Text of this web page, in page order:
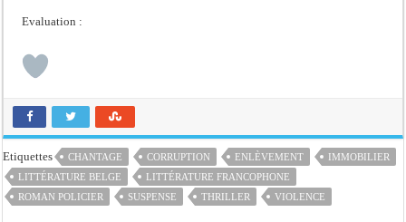
Evaluation :
Etiquettes CHANTAGE CORRUPTION ENLÈVEMENT
IMMOBILIER
LITTÉRATURE BELGE
LITTÉRATURE FRANCOPHONE
ROMAN POLICIER
SUSPENSE THRILLER VIOLENCE